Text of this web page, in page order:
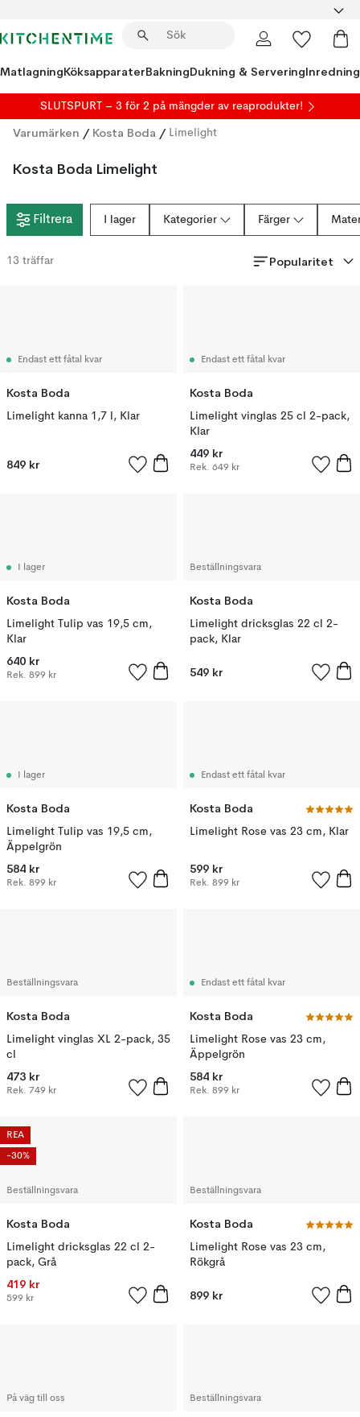
MatlagningKöksapparaterBakningDukning & ServeringInredning
SLUTSPURT – 3 för 2 på mängder av reaprodukter!
Varumärken / Kosta Boda / Limelight
Kosta Boda Limelight
Filtrera I lager Kategorier Färger
13 träffar Popularitet
Endast ett fåtal kvar
Kosta Boda
Limelight kanna 1,7 l, Klar
849 kr
Endast ett fåtal kvar
Kosta Boda
Limelight vinglas 25 cl 2-pack,
Klar
449 kr
Rek. 649 kr
I lager
Kosta Boda
Limelight Tulip vas 19,5 cm,
Klar
640 kr
Rek. 899 kr
Beställningsvara
Kosta Boda
Limelight dricksglas 22 cl 2-
pack, Klar
549 kr
I lager
Kosta Boda
Limelight Tulip vas 19,5 cm,
Äppelgrön
584 kr
Rek. 899 kr
Endast ett fåtal kvar
Kosta Boda
Limelight Rose vas 23 cm, Klar
599 kr
Rek. 899 kr
Beställningsvara
Kosta Boda
Limelight vinglas XL 2-pack, 35
cl
473 kr
Rek. 749 kr
Endast ett fåtal kvar
Kosta Boda
Limelight Rose vas 23 cm,
Äppelgrön
584 kr
Rek. 899 kr
Beställningsvara
Kosta Boda
Limelight dricksglas 22 cl 2-
pack, Grå
419 kr
599 kr
REA
-30%
Beställningsvara
Kosta Boda
Limelight Rose vas 23 cm,
Rökgrå
899 kr
På väg till oss Beställningsvara